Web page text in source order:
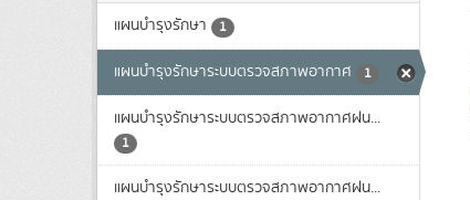
แผนบำรุงรักษา 1
แผนบำรุงรักษาระบบตรวจสภาพอากาศ 1
แผนบำรุงรักษาระบบตรวจสภาพอากาศฝน...
1
แผนบำรุงรักษาระบบตรวจสภาพอากาศฝน...